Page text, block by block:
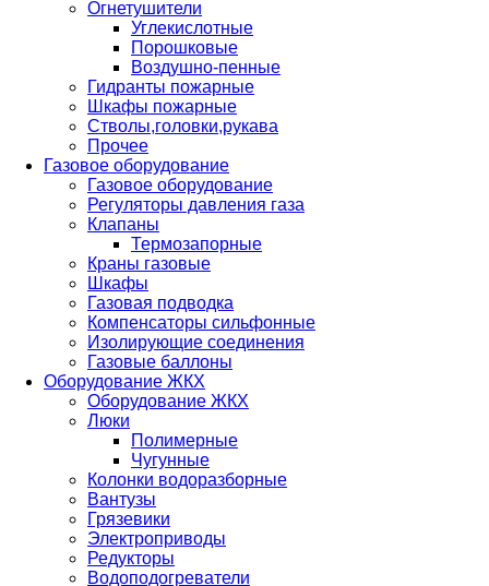
Огнетушители
Углекислотные
Порошковые
Воздушно-пенные
Гидранты пожарные
Шкафы пожарные
Стволы,головки,рукава
Прочее
Газовое оборудование
Газовое оборудование
Регуляторы давления газа
Клапаны
Термозапорные
Краны газовые
Шкафы
Газовая подводка
Компенсаторы сильфонные
Изолирующие соединения
Газовые баллоны
Оборудование ЖКХ
Оборудование ЖКХ
Люки
Полимерные
Чугунные
Колонки водоразборные
Вантузы
Грязевики
Электроприводы
Редукторы
Водоподогреватели